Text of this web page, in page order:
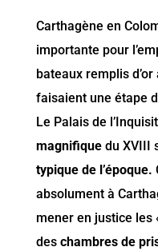
Carthagène en
importante pour
bateaux remplis
faisaient une étape
Le Palais de
magnifique du XVIII
typique de l’époque.
absolument à
mener en justice les
des chambres de